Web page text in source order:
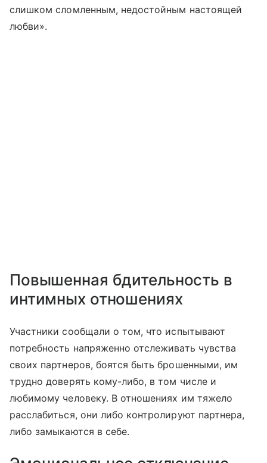
слишком сломленным, недостойным настоящей
любви».
Повышенная бдительность в
интимных отношениях
Участники сообщали о том, что испытывают
потребность напряженно отслеживать чувства
своих партнеров, боятся быть брошенными, им
трудно доверять кому-либо, в том числе и
любимому человеку. В отношениях им тяжело
расслабиться, они либо контролируют партнера,
либо замыкаются в себе.